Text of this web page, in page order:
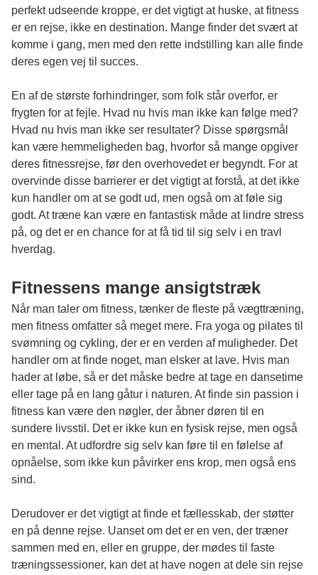
perfekt udseende kroppe, er det vigtigt at huske, at fitness
er en rejse, ikke en destination. Mange finder det svært at
komme i gang, men med den rette indstilling kan alle finde
deres egen vej til succes.
En af de største forhindringer, som folk står overfor, er
frygten for at fejle. Hvad nu hvis man ikke kan følge med?
Hvad nu hvis man ikke ser resultater? Disse spørgsmål
kan være hemmeligheden bag, hvorfor så mange opgiver
deres fitnessrejse, før den overhovedet er begyndt. For at
overvinde disse barrierer er det vigtigt at forstå, at det ikke
kun handler om at se godt ud, men også om at føle sig
godt. At træne kan være en fantastisk måde at lindre stress
på, og det er en chance for at få tid til sig selv i en travl
hverdag.
Fitnessens mange ansigtstræk
Når man taler om fitness, tænker de fleste på vægttræning,
men fitness omfatter så meget mere. Fra yoga og pilates til
svømning og cykling, der er en verden af muligheder. Det
handler om at finde noget, man elsker at lave. Hvis man
hader at løbe, så er det måske bedre at tage en dansetime
eller tage på en lang gåtur i naturen. At finde sin passion i
fitness kan være den nøgler, der åbner døren til en
sundere livsstil. Det er ikke kun en fysisk rejse, men også
en mental. At udfordre sig selv kan føre til en følelse af
opnåelse, som ikke kun påvirker ens krop, men også ens
sind.
Derudover er det vigtigt at finde et fællesskab, der støtter
en på denne rejse. Uanset om det er en ven, der træner
sammen med en, eller en gruppe, der mødes til faste
træningssessioner, kan det at have nogen at dele sin rejse